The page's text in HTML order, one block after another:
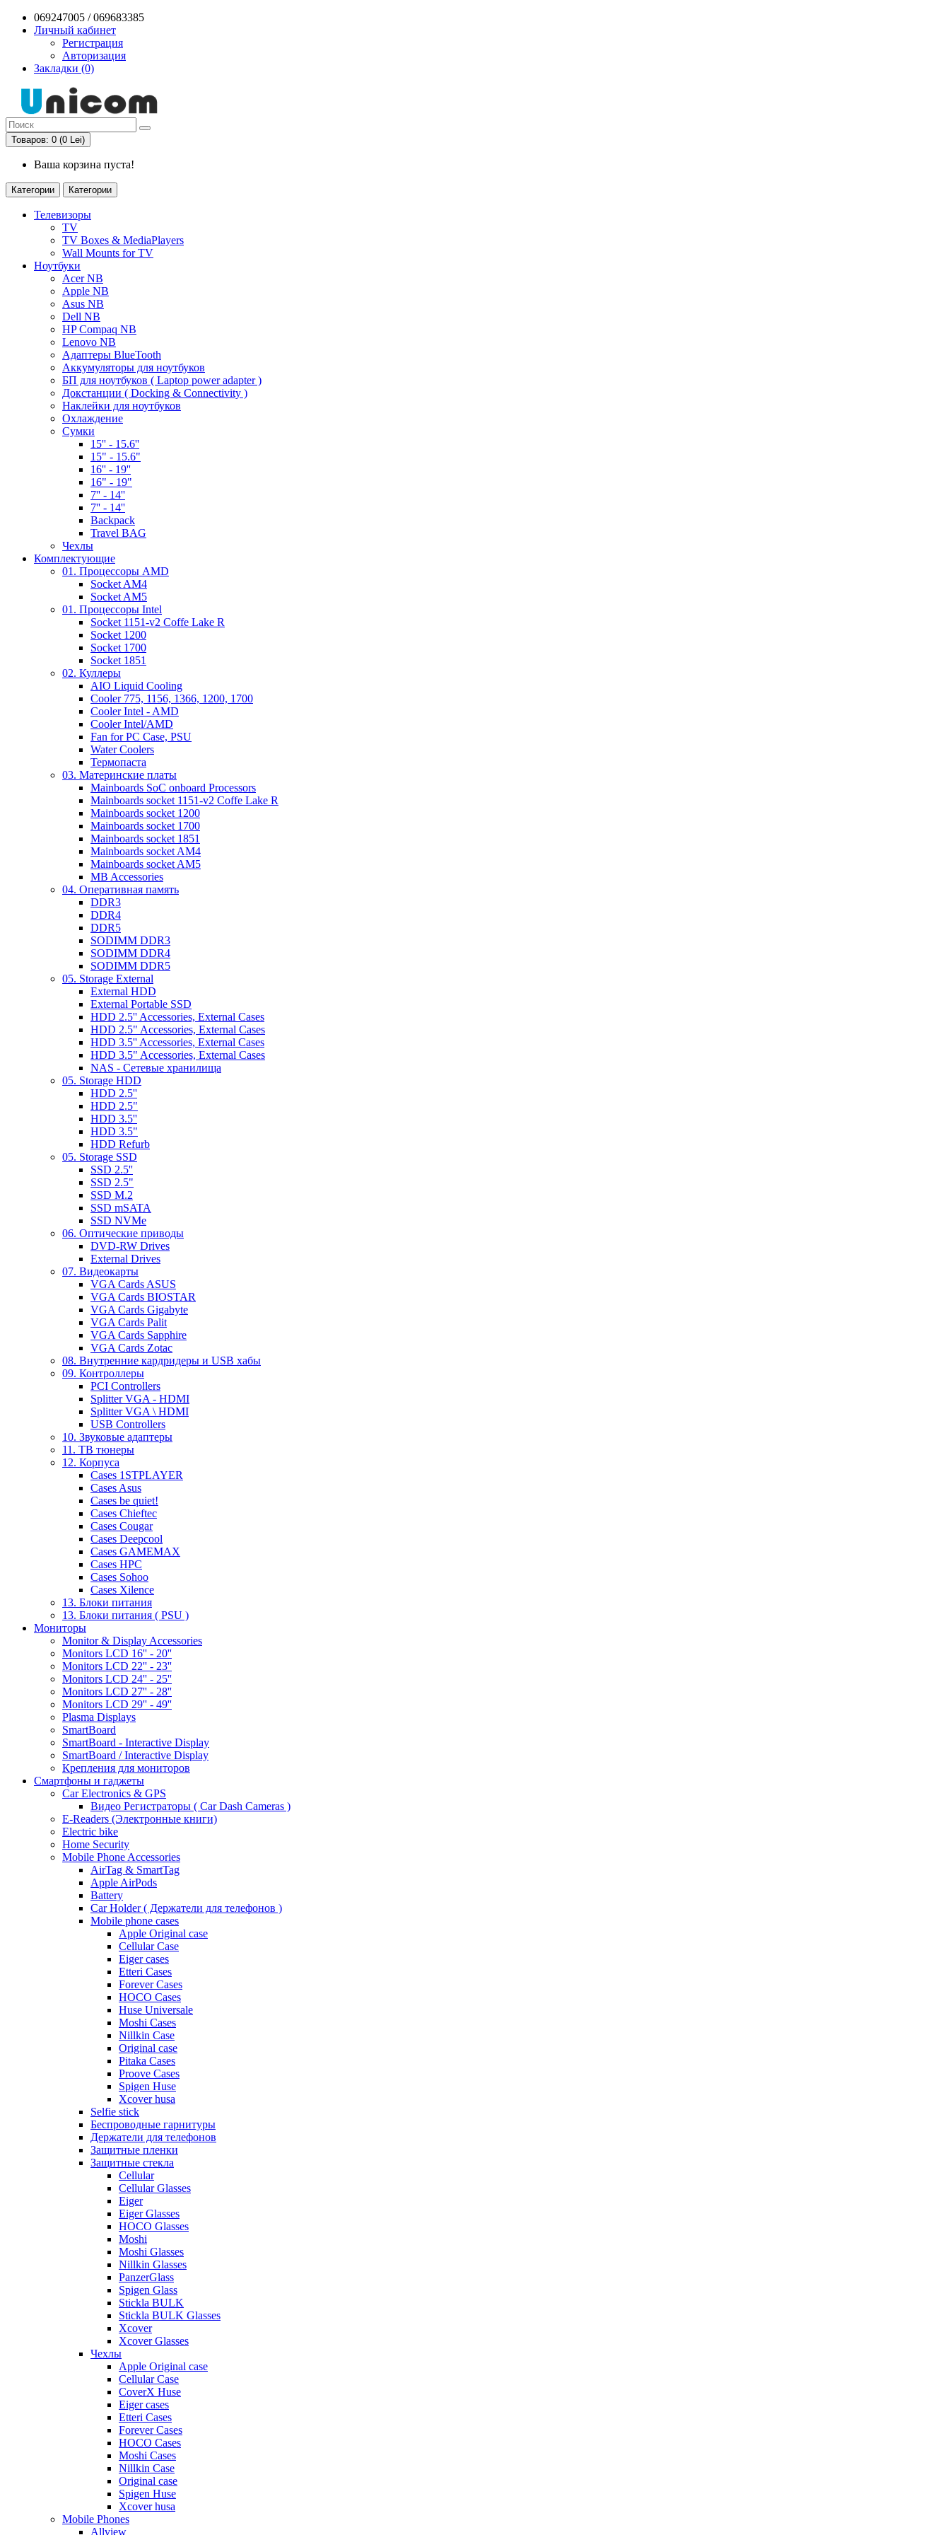
069247005 / 069683385
Личный кабинет
Регистрация
Авторизация
Закладки (0)
Товаров: 0 (0 Lei)
Ваша корзина пуста!
Категории Категории
Телевизоры
TV
TV Boxes & MediaPlayers
Wall Mounts for TV
Ноутбуки
Acer NB
Apple NB
Asus NB
Dell NB
HP Compaq NB
Lenovo NB
Адаптеры BlueTooth
Аккумуляторы для ноутбуков
БП для ноутбуков ( Laptop power adapter )
Докстанции ( Docking & Connectivity )
Наклейки для ноутбуков
Охлаждение
Сумки
15'' - 15.6''
15" - 15.6"
16'' - 19''
16" - 19"
7'' - 14''
7'' - 14''
Backpack
Travel BAG
Чехлы
Комплектующие
01. Процессоры AMD
Socket AM4
Socket AM5
01. Процессоры Intel
Socket 1151-v2 Coffe Lake R
Socket 1200
Socket 1700
Socket 1851
02. Куллеры
AIO Liquid Cooling
Cooler 775, 1156, 1366, 1200, 1700
Cooler Intel - AMD
Cooler Intel/AMD
Fan for PC Case, PSU
Water Coolers
Термопаста
03. Материнские платы
Mainboards SoC onboard Processors
Mainboards socket 1151-v2 Coffe Lake R
Mainboards socket 1200
Mainboards socket 1700
Mainboards socket 1851
Mainboards socket AM4
Mainboards socket AM5
MB Accessories
04. Оперативная память
DDR3
DDR4
DDR5
SODIMM DDR3
SODIMM DDR4
SODIMM DDR5
05. Storage External
External HDD
External Portable SSD
HDD 2.5'' Accessories, External Cases
HDD 2.5" Accessories, External Cases
HDD 3.5'' Accessories, External Cases
HDD 3.5" Accessories, External Cases
NAS - Сетевые хранилища
05. Storage HDD
HDD 2.5''
HDD 2.5"
HDD 3.5''
HDD 3.5"
HDD Refurb
05. Storage SSD
SSD 2.5''
SSD 2.5"
SSD M.2
SSD mSATA
SSD NVMe
06. Оптические приводы
DVD-RW Drives
External Drives
07. Видеокарты
VGA Cards ASUS
VGA Cards BIOSTAR
VGA Cards Gigabyte
VGA Cards Palit
VGA Cards Sapphire
VGA Cards Zotac
08. Внутренние кардридеры и USB хабы
09. Контроллеры
PCI Controllers
Splitter VGA - HDMI
Splitter VGA \ HDMI
USB Controllers
10. Звуковые адаптеры
11. ТВ тюнеры
12. Корпуса
Cases 1STPLAYER
Cases Asus
Cases be quiet!
Cases Chieftec
Cases Cougar
Cases Deepcool
Cases GAMEMAX
Cases HPC
Cases Sohoo
Cases Xilence
13. Блоки питания
13. Блоки питания ( PSU )
Мониторы
Monitor & Display Accessories
Monitors LCD 16'' - 20''
Monitors LCD 22'' - 23''
Monitors LCD 24'' - 25''
Monitors LCD 27'' - 28''
Monitors LCD 29'' - 49''
Plasma Displays
SmartBoard
SmartBoard - Interactive Display
SmartBoard / Interactive Display
Крепления для мониторов
Смартфоны и гаджеты
Car Electronics & GPS
Видео Регистраторы ( Car Dash Cameras )
E-Readers (Электронные книги)
Electric bike
Home Security
Mobile Phone Accessories
AirTag & SmartTag
Apple AirPods
Battery
Car Holder ( Держатели для телефонов )
Mobile phone cases
Apple Original case
Cellular Case
Eiger cases
Etteri Cases
Forever Cases
HOCO Cases
Huse Universale
Moshi Cases
Nillkin Case
Original case
Pitaka Cases
Proove Cases
Spigen Huse
Xcover husa
Selfie stick
Беспроводные гарнитуры
Держатели для телефонов
Защитные пленки
Защитные стекла
Cellular
Cellular Glasses
Eiger
Eiger Glasses
HOCO Glasses
Moshi
Moshi Glasses
Nillkin Glasses
PanzerGlass
Spigen Glass
Stickla BULK
Stickla BULK Glasses
Xcover
Xcover Glasses
Чехлы
Apple Original case
Cellular Case
CoverX Huse
Eiger cases
Etteri Cases
Forever Cases
HOCO Cases
Moshi Cases
Nillkin Case
Original case
Spigen Huse
Xcover husa
Mobile Phones
Allview